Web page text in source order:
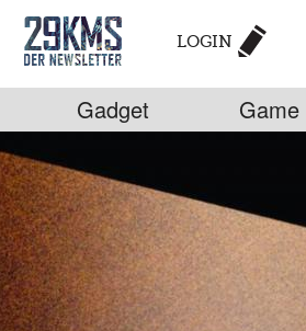
LOGIN
Gadget Game